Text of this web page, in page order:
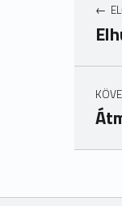
Ugrás a